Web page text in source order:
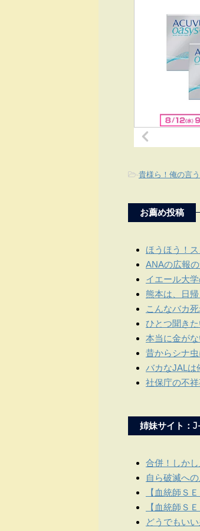
-貴様ら！俺の言
お薦め投稿
ほうほう！
ANAの広報
イエール大
熊本は、日帰
こんなバカ
ひとつ聞き
本当に金が
昔からシナ
バカなJALは
社保庁の不祥
姉妹サイト：
合併！しか
自ら破滅へ
【血統師Ｓ
【血統師Ｓ
どうでもい